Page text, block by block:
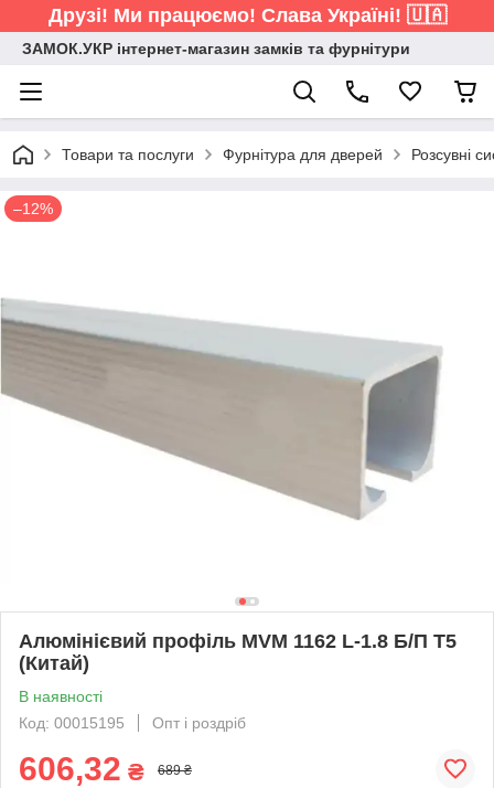
Друзі! Ми працюємо! Слава Україні! 🇺🇦
ЗАМОК.УКР інтернет-магазин замків та фурнітури
Товари та послуги Фурнітура для дверей Розсувні
–12%
Алюмінієвий профіль MVM 1162 L-1.8 Б/П T5
(Китай)
В наявності
Код: 00015195
Опт і роздріб
606,32 ₴ 689 ₴